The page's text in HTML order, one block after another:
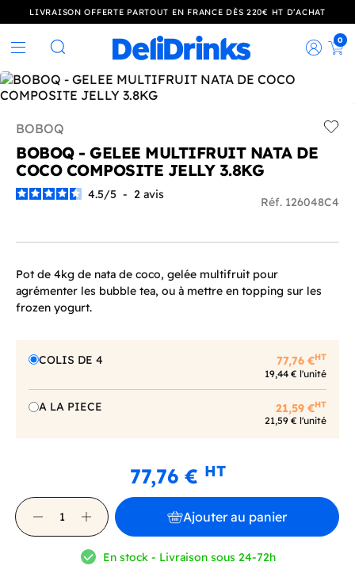
LIVRAISON OFFERTE PARTOUT EN FRANCE DÈS 220€ HT D’ACHAT
Rechercher
0
BOBOQ
BOBOQ - GELEE MULTIFRUIT NATA DE
COCO COMPOSITE JELLY 3.8KG
4.5/5 - 2 avis
Réf. 126048C4
Pot de 4kg de nata de coco, gelée multifruit pour
agrémenter les bubble tea, ou à mettre en topping sur les
frozen yogurt.
COLIS DE 4 77,76 €HT
19,44 € l'unité
A LA PIECE 21,59 €HT
21,59 € l'unité
77,76 € HT
Ajouter au panier
En stock - Livraison sous 24-72h